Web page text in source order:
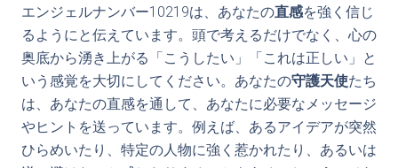
エンジェルナンバー10219は、あなたの直感を強く信じ
るようにと伝えています。頭で考えるだけでなく、心の
奥底から湧き上がる「こうしたい」「これは正しい」と
いう感覚を大切にしてください。あなたの守護天使たち
は、あなたの直感を通して、あなたに必要なメッセージ
やヒントを送っています。例えば、あるアイデアが突然
ひらめいたり、特定の人物に強く惹かれたり、あるいは